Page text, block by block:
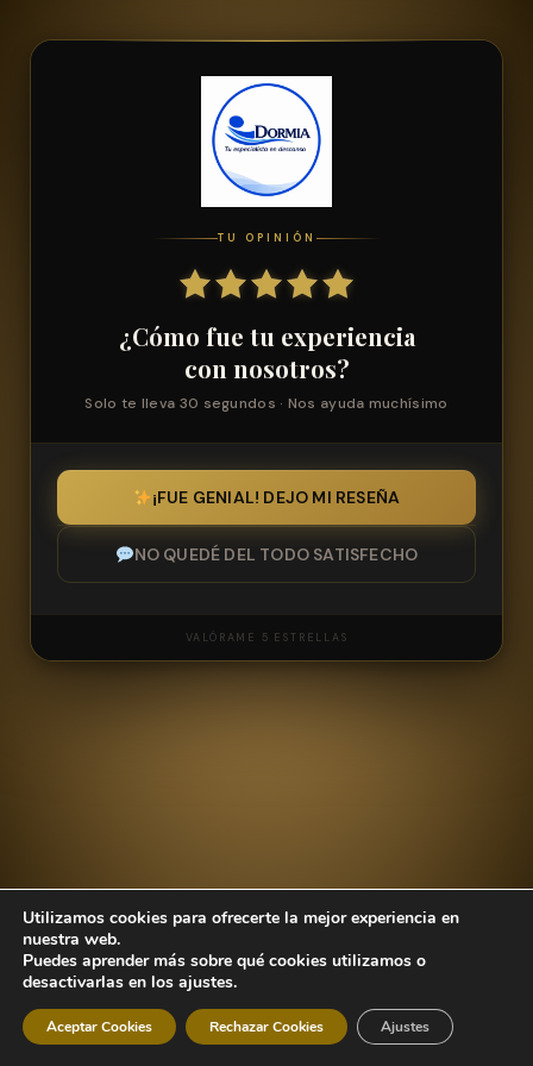
TU OPINIÓN
¿Cómo fue tu experiencia
con nosotros?
Solo te lleva 30 segundos · Nos ayuda muchísimo
¡FUE GENIAL! DEJO MI RESEÑA
NO QUEDÉ DEL TODO SATISFECHO
VALÓRAME 5 ESTRELLAS
CORREO ELECTRÓNICO
MENSAJE
Utilizamos cookies para ofrecerte la mejor experiencia en
nuestra web.
Puedes aprender más sobre qué cookies utilizamos o
desactivarlas en los ajustes.
Aceptar Cookies Rechazar Cookies Ajustes